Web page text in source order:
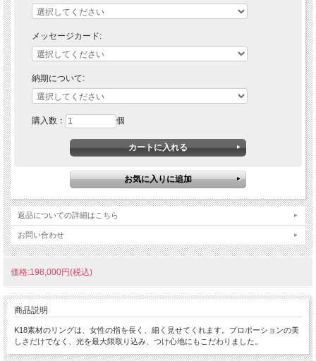
メッセージカード:
納期について:
購入数： 個
返品についての詳細はこちら
お問い合わせ
価格:198,000円(税込)
商品説明
K18素材のリングは、女性の指を長く、細く見せてくれます。プロポーションの美
しさだけでなく、光を最大限取り込み、つけ心地にもこだわりました。